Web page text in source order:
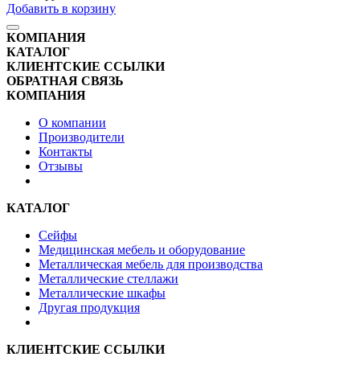
Добавить в корзину
КОМПАНИЯ
КАТАЛОГ
КЛИЕНТСКИЕ ССЫЛКИ
ОБРАТНАЯ СВЯЗЬ
КОМПАНИЯ
О компании
Производители
Контакты
Отзывы
КАТАЛОГ
Сейфы
Медицинская мебель и оборудование
Металлическая мебель для производства
Металлические стеллажи
Металлические шкафы
Другая продукция
КЛИЕНТСКИЕ ССЫЛКИ